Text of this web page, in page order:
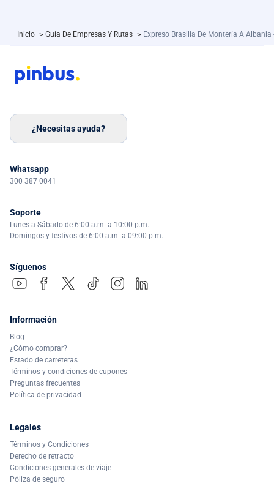
Inicio > Guía De Empresas Y Rutas > Expreso Brasilia De Montería A Albania
¿Necesitas ayuda?
Whatsapp
300 387 0041
Soporte
Lunes a Sábado de 6:00 a.m. a 10:00 p.m.
Domingos y festivos de 6:00 a.m. a 09:00 p.m.
Síguenos
Información
Blog
¿Cómo comprar?
Estado de carreteras
Términos y condiciones de cupones
Preguntas frecuentes
Política de privacidad
Legales
Términos y Condiciones
Derecho de retracto
Condiciones generales de viaje
Póliza de seguro